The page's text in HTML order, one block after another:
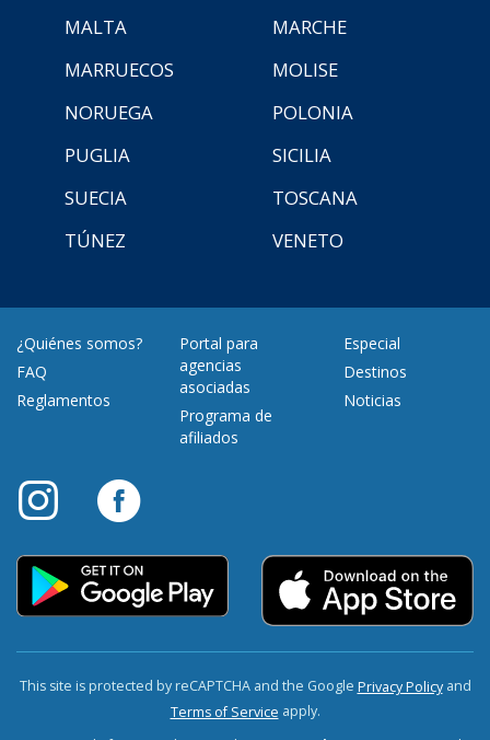
MALTA
MARCHE
MARRUECOS
MOLISE
NORUEGA
POLONIA
PUGLIA
SICILIA
SUECIA
TOSCANA
TÚNEZ
VENETO
¿Quiénes somos?
FAQ
Reglamentos
Portal para
agencias
asociadas
Programa de
afiliados
Especial
Destinos
Noticias
This site is protected by reCAPTCHA and the Google Privacy Policyand
Terms of Service apply.